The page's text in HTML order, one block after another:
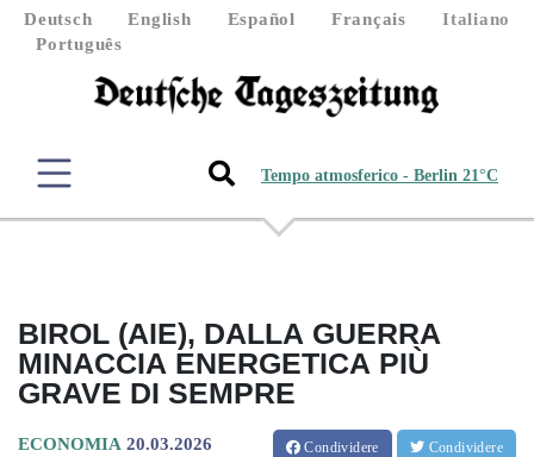
Deutsch English Español Français
Italiano
Português
Tempo atmosferico - Berlin 21°C
BIROL (AIE), DALLA GUERRA
MINACCIA ENERGETICA PIÙ
GRAVE DI SEMPRE
ECONOMIA 20.03.2026 Condividere Condividere